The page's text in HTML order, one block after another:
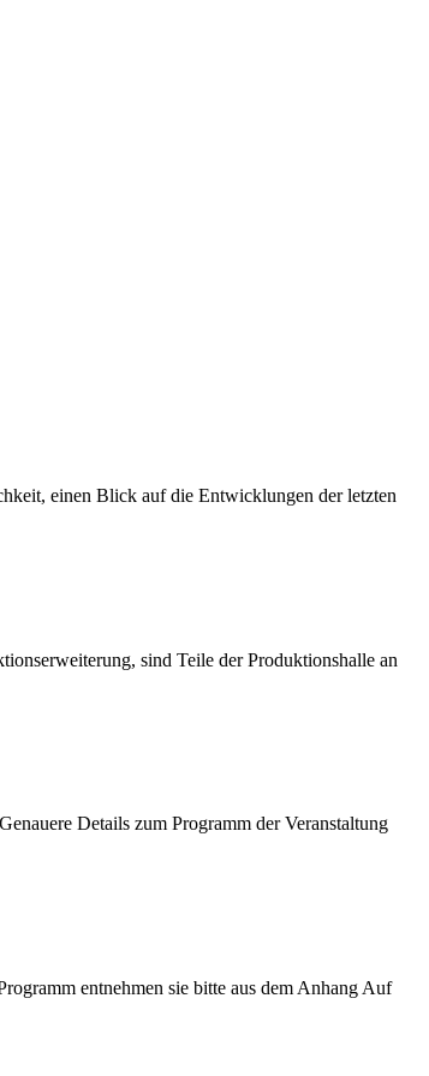
einen Blick auf die Entwicklungen der letzten
sind Teile der Produktionshalle an
Details zum Programm der Veranstaltung
entnehmen sie bitte aus dem Anhang Auf